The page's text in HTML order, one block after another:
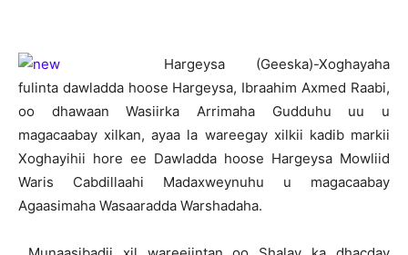
Hargeysa (Geeska)-Xoghayaha
fulinta dawladda hoose Hargeysa, Ibraahim Axmed Raabi,
oo dhawaan Wasiirka Arrimaha Gudduhu uu u
magacaabay xilkan, ayaa la wareegay xilkii kadib markii
Xoghayihii hore ee Dawladda hoose Hargeysa Mowliid
Waris Cabdillaahi Madaxweynuhu u magacaabay
Agaasimaha Wasaaradda Warshadaha.